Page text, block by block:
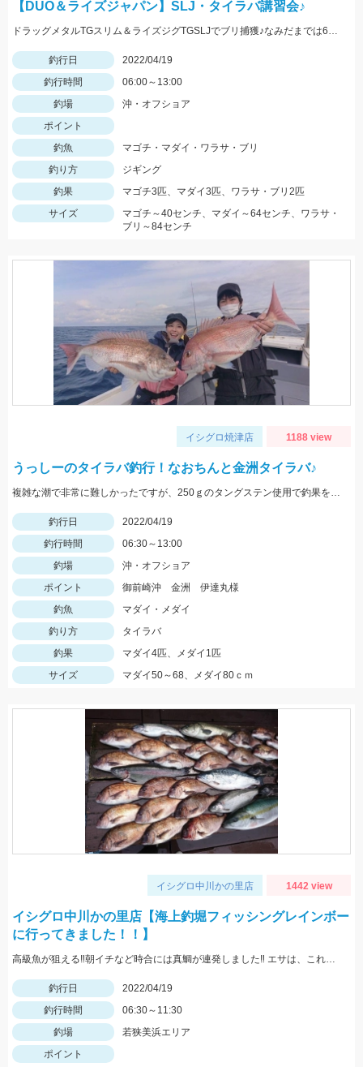
【DUO＆ライズジャパン】SLJ・タイラバ講習会♪
ドラッグメタルTGスリム＆ライズジグTGSLJでブリ捕獲♪なみだまでは60overのマダイも！？
釣行日
2022/04/19
釣行時間
06:00～13:00
釣場
沖・オフショア
ポイント
釣魚
マゴチ・マダイ・ワラサ・ブリ
釣り方
ジギング
釣果
マゴチ3匹、マダイ3匹、ワラサ・ブリ2匹
サイズ
マゴチ～40センチ、マダイ～64センチ、ワラサ・
ブリ～84センチ
イシグロ焼津店 1188 view
うっしーのタイラバ釣行！なおちんと金洲タイラバ♪
複雑な潮で非常に難しかったですが、250ｇのタングステン使用で釣果を出せました。
釣行日
2022/04/19
釣行時間
06:30～13:00
釣場
沖・オフショア
ポイント
御前崎沖 金洲 伊達丸様
釣魚
マダイ・メダイ
釣り方
タイラバ
釣果
マダイ4匹、メダイ1匹
サイズ
マダイ50～68、メダイ80ｃｍ
イシグロ中川かの里店 1442 view
イシグロ中川かの里店【海上釣堀フィッシングレインボー
に行ってきました！！】
高級魚が狙える‼朝イチなど時合には真鯛が連発しました‼ エサは、これこれスーパーカラス、これこれ鰹ハラモ、マダイスペシャルなどを使用しました。
釣行日
2022/04/19
釣行時間
06:30～11:30
釣場
若狭美浜エリア
ポイント